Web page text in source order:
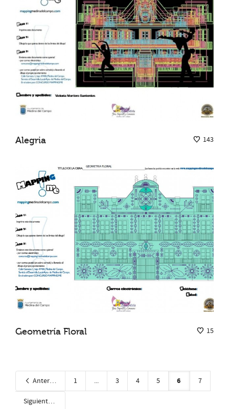
143
Alegria
15
Geometría Floral
Anterior 1 ... 3 4 5 6 7
Siguiente